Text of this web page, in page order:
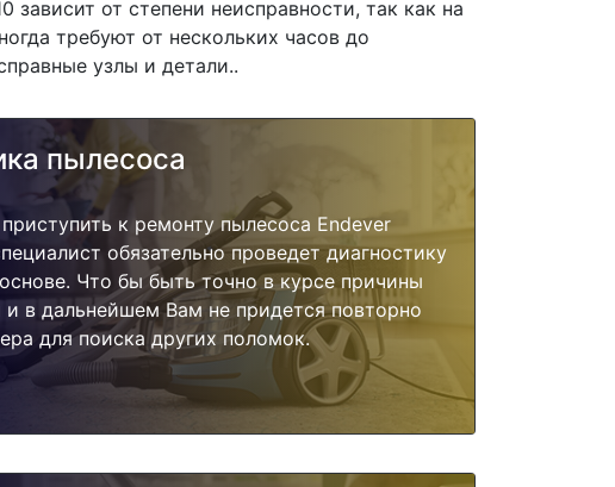
от степени неисправности, так как на
требуют от нескольких часов до
узлы и детали..
пылесоса
к ремонту пылесоса Endever
обязательно проведет диагностику
Что бы быть точно в курсе причины
и в дальнейшем Вам не придется повторно
для поиска других поломок.